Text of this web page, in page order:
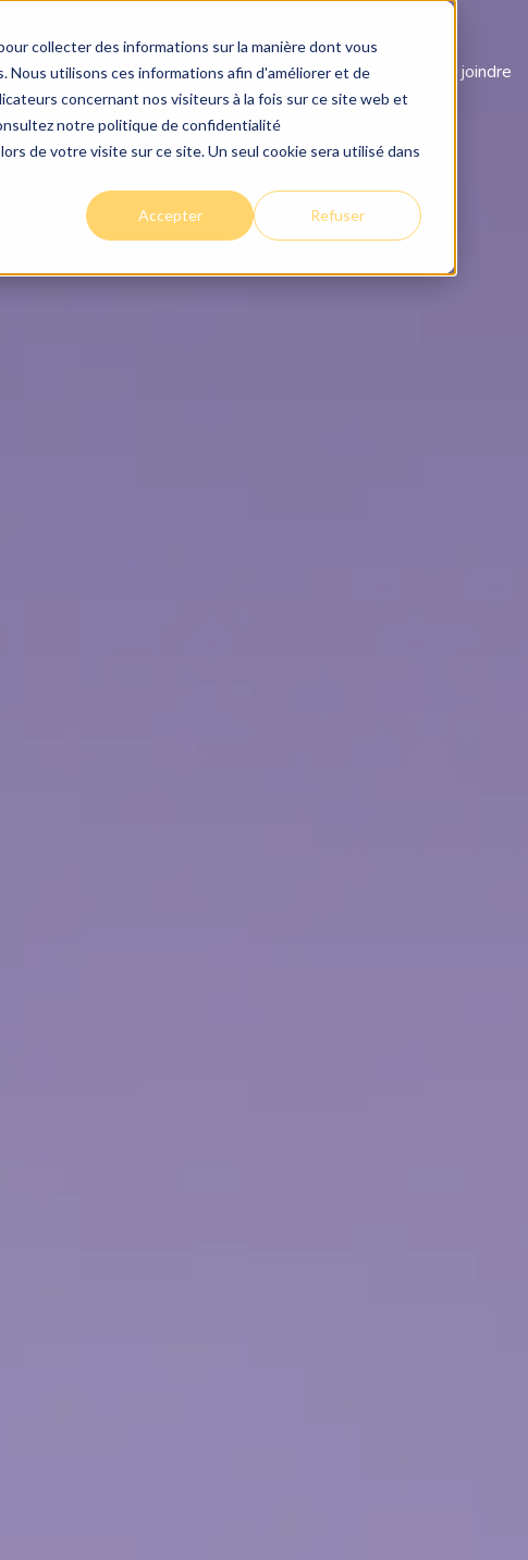
collecter des informations sur la manière dont vous
utilisons ces informations afin d'améliorer et de
concernant nos visiteurs à la fois sur ce site web et
notre politique de confidentialité
de votre visite sur ce site. Un seul cookie sera utilisé dans
Accepter Refuser
Services Le centre Conseils Carrières Nous joindre